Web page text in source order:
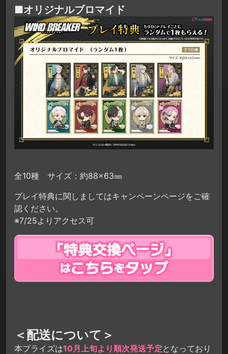
■オリジナルブロマイド
全10種 サイズ：約88×63㎜
プレイ特典に関しましてはキャンペーンページをご確
認ください。
※7/25よりアクセス可
＜配送について＞
本プライズは10月上旬より順次発送予定 となっており